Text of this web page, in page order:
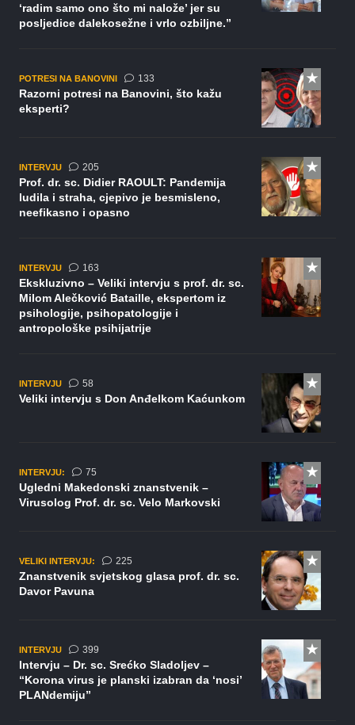
‘radim samo ono što mi nalože’ jer su
posljedice dalekosežne i vrlo ozbiljne.”
POTRESI NA BANOVINI 133komentara
Razorni potresi na Banovini, što kažu
eksperti?
INTERVJU 205komentara
Prof. dr. sc. Didier RAOULT: Pandemija
ludila i straha, cjepivo je besmisleno,
neefikasno i opasno
INTERVJU 163komentara
Ekskluzivno – Veliki intervju s prof. dr. sc.
Milom Alečković Bataille, ekspertom iz
psihologije, psihopatologije i
antropološke psihijatrije
INTERVJU 58komentara
Veliki intervju s Don Anđelkom Kaćunkom
INTERVJU: 75komentara
Ugledni Makedonski znanstvenik –
Virusolog Prof. dr. sc. Velo Markovski
VELIKI INTERVJU: 225komentara
Znanstvenik svjetskog glasa prof. dr. sc.
Davor Pavuna
INTERVJU 399komentara
Intervju – Dr. sc. Srećko Sladoljev –
“Korona virus je planski izabran da ‘nosi’
PLANdemiju”